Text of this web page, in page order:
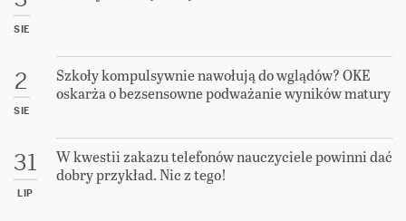
SIE
2
SIE
Szkoły kompulsywnie nawołują do wglądów? OKE
oskarża o bezsensowne podważanie wyników matury
31
LIP
W kwestii zakazu telefonów nauczyciele powinni dać
dobry przykład. Nic z tego!